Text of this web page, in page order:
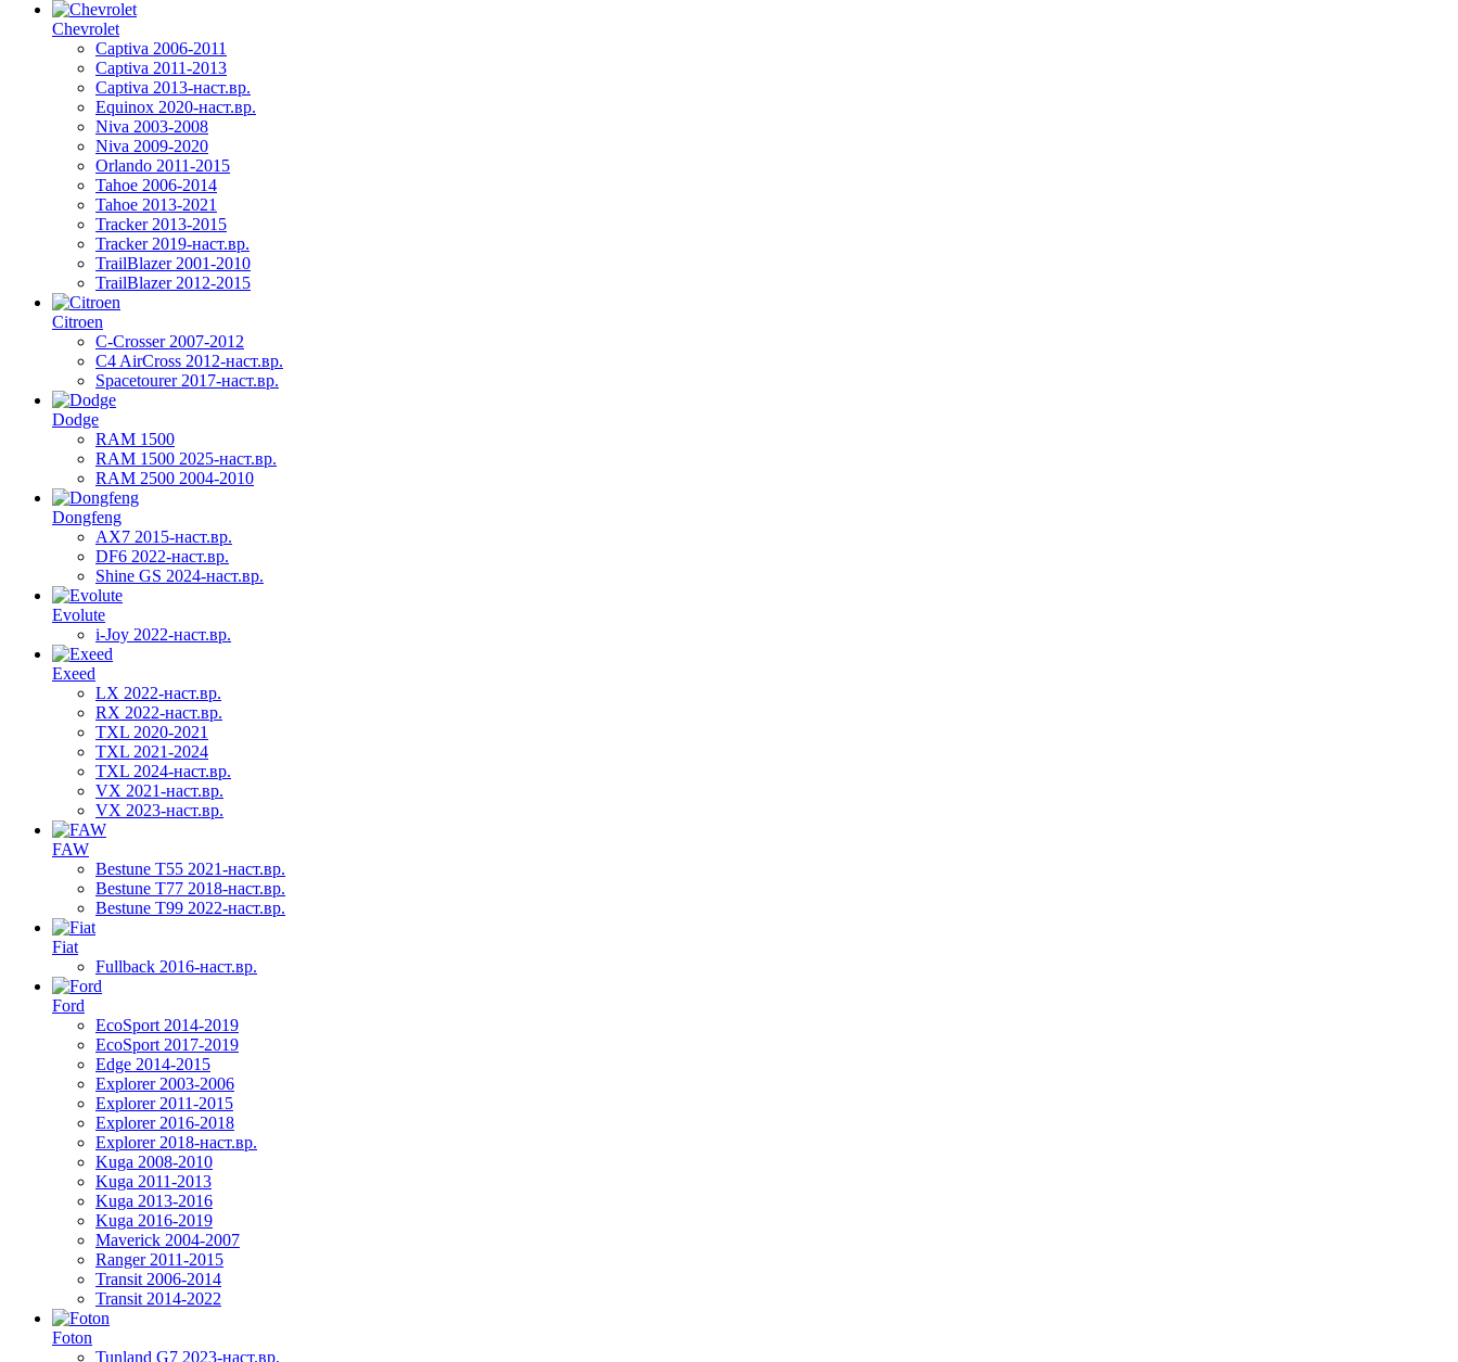
Chevrolet
Captiva 2006-2011
Captiva 2011-2013
Captiva 2013-наст.вр.
Equinox 2020-наст.вр.
Niva 2003-2008
Niva 2009-2020
Orlando 2011-2015
Tahoe 2006-2014
Tahoe 2013-2021
Tracker 2013-2015
Tracker 2019-наст.вр.
TrailBlazer 2001-2010
TrailBlazer 2012-2015
Citroen
C-Crosser 2007-2012
C4 AirCross 2012-наст.вр.
Spacetourer 2017-наст.вр.
Dodge
RAM 1500
RAM 1500 2025-наст.вр.
RAM 2500 2004-2010
Dongfeng
AX7 2015-наст.вр.
DF6 2022-наст.вр.
Shine GS 2024-наст.вр.
Evolute
i-Joy 2022-наст.вр.
Exeed
LX 2022-наст.вр.
RX 2022-наст.вр.
TXL 2020-2021
TXL 2021-2024
TXL 2024-наст.вр.
VX 2021-наст.вр.
VX 2023-наст.вр.
FAW
Bestune T55 2021-наст.вр.
Bestune T77 2018-наст.вр.
Bestune T99 2022-наст.вр.
Fiat
Fullback 2016-наст.вр.
Ford
EcoSport 2014-2019
EcoSport 2017-2019
Edge 2014-2015
Explorer 2003-2006
Explorer 2011-2015
Explorer 2016-2018
Explorer 2018-наст.вр.
Kuga 2008-2010
Kuga 2011-2013
Kuga 2013-2016
Kuga 2016-2019
Maverick 2004-2007
Ranger 2011-2015
Transit 2006-2014
Transit 2014-2022
Foton
Tunland G7 2023-наст.вр.